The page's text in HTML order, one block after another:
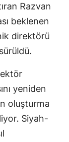
Razvan
beklenen
direktörü
yeniden
oluşturma
Siyah-